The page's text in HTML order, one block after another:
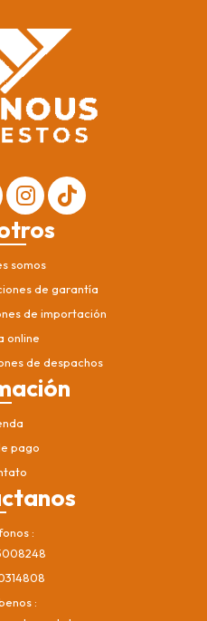
somos
de garantía
de importación
online
de despachos
pago